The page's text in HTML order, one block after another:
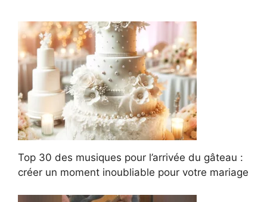
Top 30 des musiques pour l’arrivée du gâteau :
créer un moment inoubliable pour votre mariage